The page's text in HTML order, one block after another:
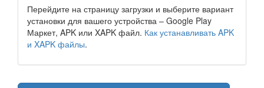
Перейдите на страницу загрузки и выберите вариант
установки для вашего устройства – Google Play
Маркет, APK или XAPK файл. Как устанавливать APK
и XAPK файлы.